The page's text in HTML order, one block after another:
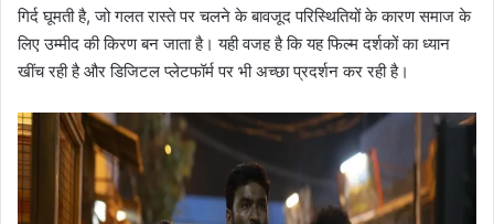
गिर्द घूमती है, जो गलत रास्ते पर चलने के बावजूद परिस्थितियों के कारण समाज के
लिए उम्मीद की किरण बन जाता है। यही वजह है कि यह फिल्म दर्शकों का ध्यान
खींच रही है और डिजिटल प्लेटफॉर्म पर भी अच्छा प्रदर्शन कर रही है।